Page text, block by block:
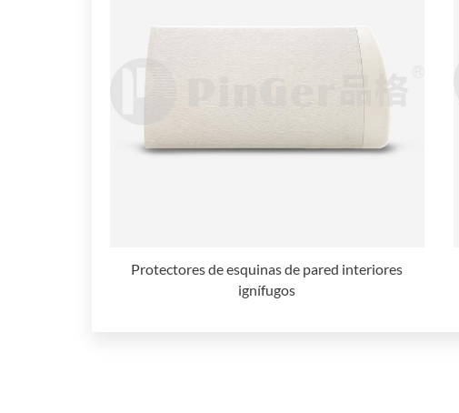
Protectores de esquinas de pared interiores
ignífugos